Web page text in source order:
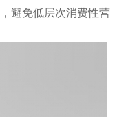
避免低层次消费性营